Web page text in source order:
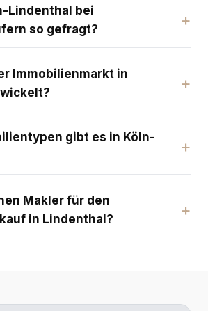
Lindenthal bei
so gefragt?
Immobilienmarkt in
gibt es in Köln-
Makler für den
in Lindenthal?